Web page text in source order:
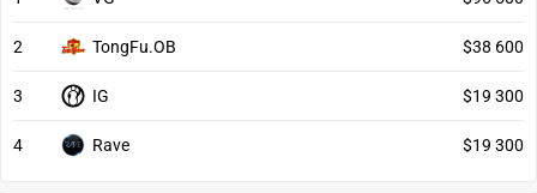
2 TongFu.OB $38 600
3 IG $19 300
4 Rave $19 300